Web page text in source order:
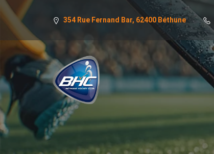
354 Rue Fernand Bar, 62400 Béthune